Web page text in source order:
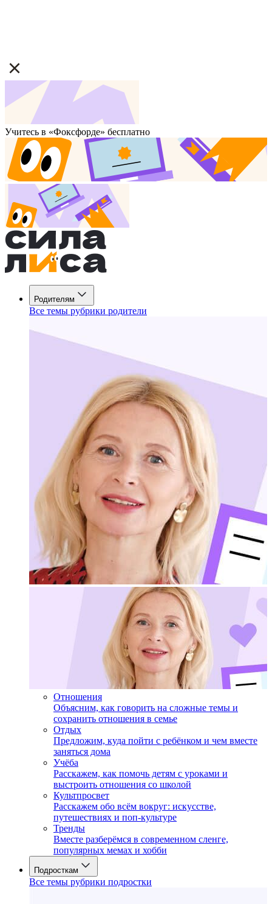
Учитесь в «Фоксфорде» бесплатно
Родителям
Все темы рубрики родители
Отношения
Объясним, как говорить на сложные темы и
сохранить отношения в семье
Отдых
Предложим, куда пойти с ребёнком и чем вместе
заняться дома
Учёба
Расскажем, как помочь детям с уроками и
выстроить отношения со школой
Культпросвет
Расскажем обо всём вокруг: искусстве,
путешествиях и поп-культуре
Тренды
Вместе разберёмся в современном сленге,
популярных мемах и хобби
Подросткам
Все темы рубрики подростки